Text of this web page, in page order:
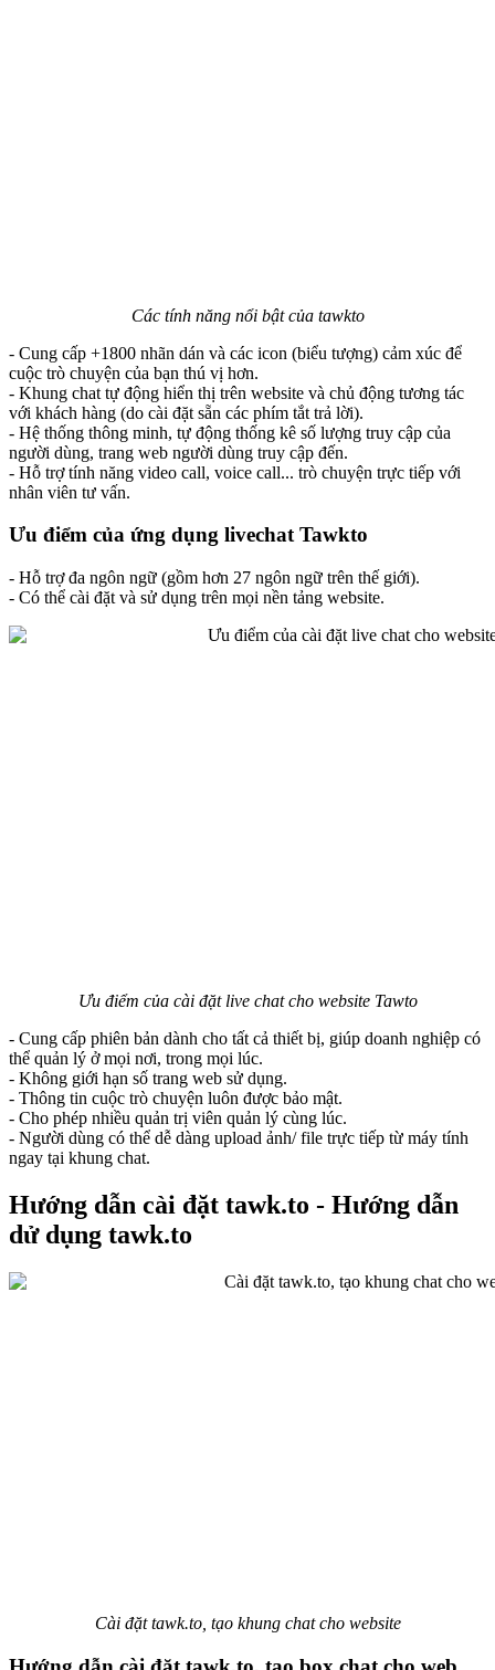
Các tính năng nổi bật của tawkto
- Cung cấp +1800 nhãn dán và các icon (biểu tượng) cảm xúc để
cuộc trò chuyện của bạn thú vị hơn.
- Khung chat tự động hiển thị trên website và chủ động tương tác
với khách hàng (do cài đặt sẵn các phím tắt trả lời).
- Hệ thống thông minh, tự động thống kê số lượng truy cập của
người dùng, trang web người dùng truy cập đến.
- Hỗ trợ tính năng video call, voice call... trò chuyện trực tiếp với
nhân viên tư vấn.
Ưu điểm của ứng dụng livechat Tawkto
- Hỗ trợ đa ngôn ngữ (gồm hơn 27 ngôn ngữ trên thế giới).
- Có thể cài đặt và sử dụng trên mọi nền tảng website.
Ưu điểm của cài đặt live chat cho website Tawto
- Cung cấp phiên bản dành cho tất cả thiết bị, giúp doanh nghiệp có
thể quản lý ở mọi nơi, trong mọi lúc.
- Không giới hạn số trang web sử dụng.
- Thông tin cuộc trò chuyện luôn được bảo mật.
- Cho phép nhiều quản trị viên quản lý cùng lúc.
- Người dùng có thể dễ dàng upload ảnh/ file trực tiếp từ máy tính
ngay tại khung chat.
Hướng dẫn cài đặt tawk.to - Hướng dẫn
dử dụng tawk.to
Cài đặt tawk.to, tạo khung chat cho website